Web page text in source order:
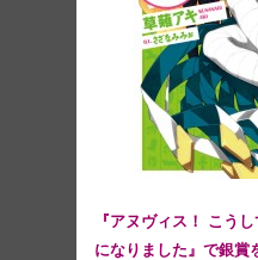
『アヌヴィス！ こう
になりました』で銀賞